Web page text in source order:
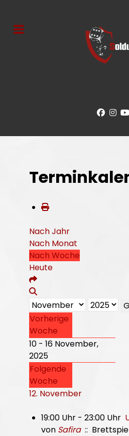
Nach Jahr
Nach Monat
Nach Woche
Heute
Vorherige
Woche
10 - 16 November,
2025
Folgende
Woche
12. November
19:00 Uhr - 23:00 Uhr
von Safira::